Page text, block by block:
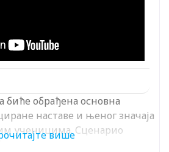
биће обрађена основна
наставе и њеног значаја
ученицима. Сценарио
више